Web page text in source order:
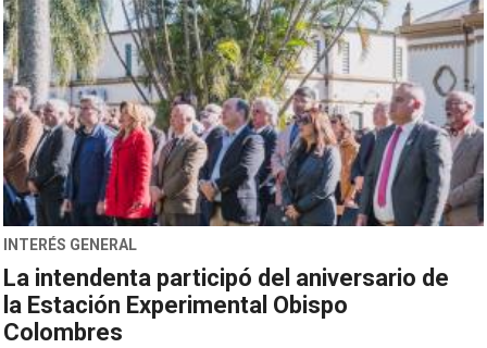
INTERÉS GENERAL
La intendenta participó del aniversario de
la Estación Experimental Obispo
Colombres